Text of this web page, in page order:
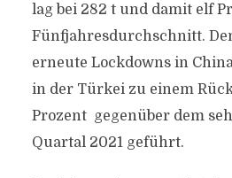
lag bei 282 t und damit elf
Fünfjahresdurchschnitt.
erneute Lockdowns in
in der Türkei zu einem
Prozent gegenüber dem
Quartal 2021 geführt.